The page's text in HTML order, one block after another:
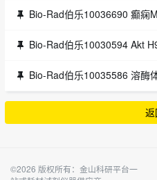
Bio-Rad伯乐10036690 癫痫
Bio-Rad伯乐10030594 Akt
Bio-Rad伯乐10035586 溶酶
返
©2026 版权所有：金山科研平台一